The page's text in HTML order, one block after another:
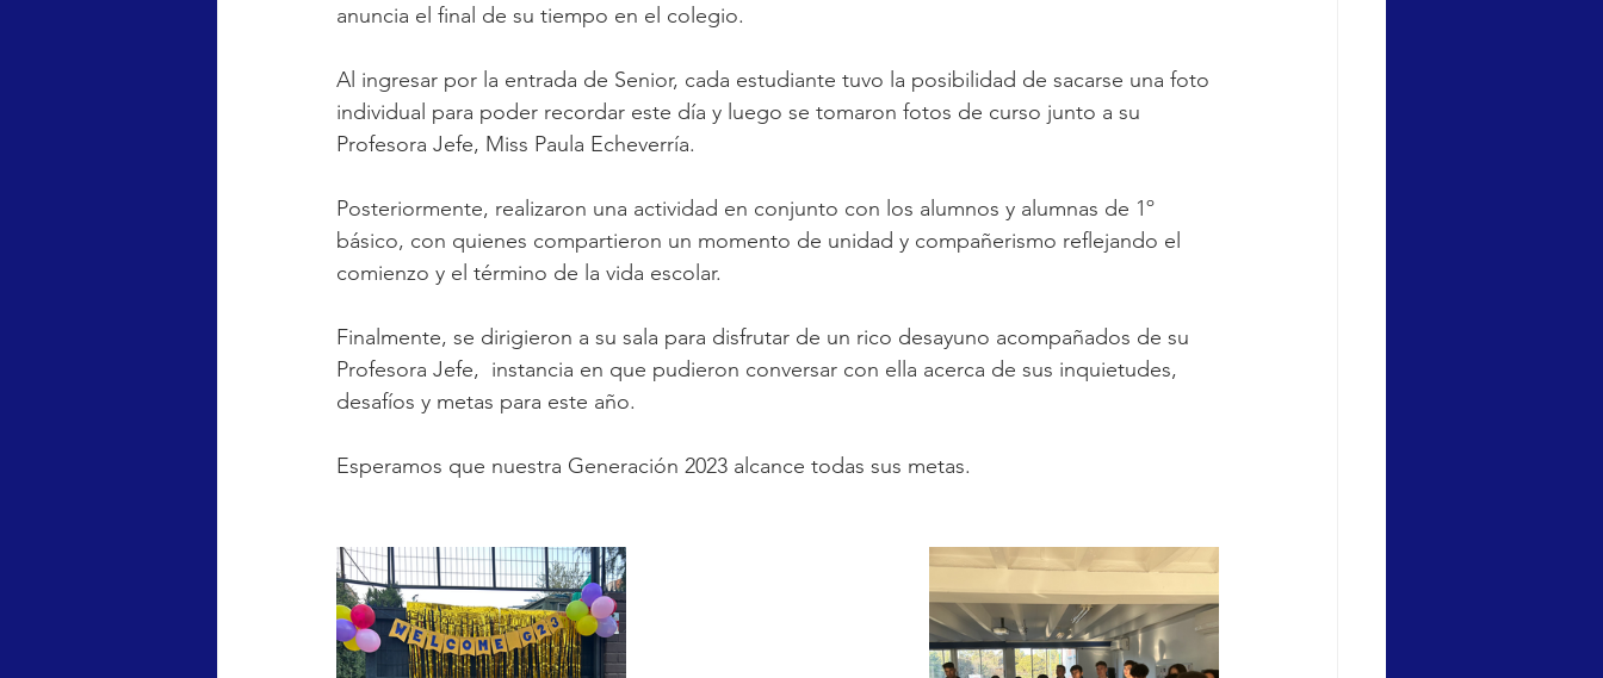
anuncia el final de su tiempo en el colegio.
Al ingresar por la entrada de Senior, cada estudiante tuvo la posibilidad de sacarse una foto
individual para poder recordar este día y luego se tomaron fotos de curso junto a su
Profesora Jefe, Miss Paula Echeverría.
Posteriormente, realizaron una actividad en conjunto con los alumnos y alumnas de 1º
básico, con quienes compartieron un momento de unidad y compañerismo reflejando el
comienzo y el término de la vida escolar.
Finalmente, se dirigieron a su sala para disfrutar de un rico desayuno acompañados de su
Profesora Jefe,  instancia en que pudieron conversar con ella acerca de sus inquietudes,
desafíos y metas para este año.
Esperamos que nuestra Generación 2023 alcance todas sus metas.